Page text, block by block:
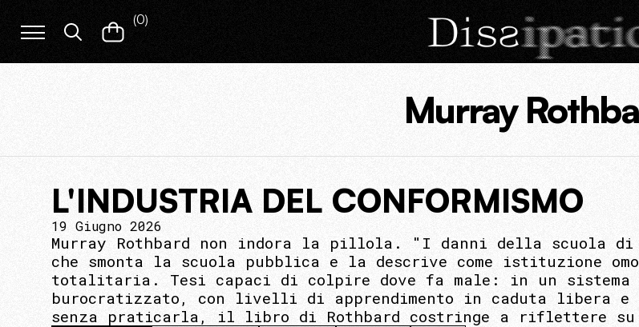
(0)
Murray
L'INDUSTRIA DEL CONFORMISMO
19 Giugno 2026
Murray Rothbard non indora la pillola. "I danni della scuola
che smonta la scuola pubblica e la descrive come istituzione
totalitaria. Tesi capaci di colpire dove fa male: in un sistema
burocratizzato, con livelli di apprendimento in caduta libera e
senza praticarla, il libro di Rothbard costringe a riflettere su